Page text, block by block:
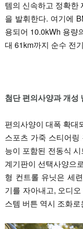
템의 신속하고 정확한
을 발휘한다. 여기에
용되어 10.0kWh 용량
대 61km까지 순수 전
첨단 편의사양과 개성
편의사양이 대폭 확대
스포츠 가죽 스티어
능이 포함된 전동식
계기판이 선택사양으
형 컨트롤 유닛은 세
기를 자아내고, 오디
스템 버튼 역시 조화